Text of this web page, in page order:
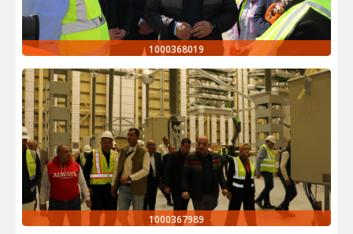
1000368019
1000367989